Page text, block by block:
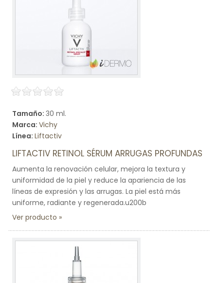
Tamaño: 30 ml.
Marca: Vichy
Línea: Liftactiv
LIFTACTIV RETINOL SÉRUM ARRUGAS PROFUNDAS
Aumenta la renovación celular, mejora la textura y
uniformidad de la piel y reduce la apariencia de las
líneas de expresión y las arrugas. La piel está más
uniforme, radiante y regenerada.u200b
Ver producto